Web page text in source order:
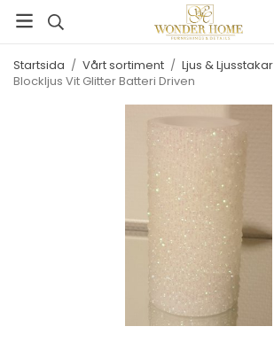
Startsida / Vårt sortiment / Ljus & Ljusstakar
Blockljus Vit Glitter Batteri Driven